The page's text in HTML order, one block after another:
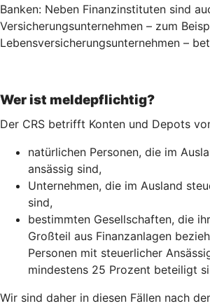
Banken: Neben Finanzinstituten sind
Versicherungsunternehmen – zum
Lebensversicherungs­unternehmen –
Wer ist meldepflichtig?
Der CRS betrifft Konten und Depots
natürlichen Personen, die im
ansässig sind,
Unternehmen, die im Ausland
sind,
bestimmten Gesellschaften, die
Großteil aus Finanzanlagen
Personen mit steuerlicher
mindestens 25 Prozent beteiligt
Wir sind daher in diesen Fällen nach